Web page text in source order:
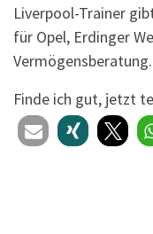
Liverpool-Trainer
für Opel, Erdinger
Vermögens­beratung.
Finde ich gut, jetzt